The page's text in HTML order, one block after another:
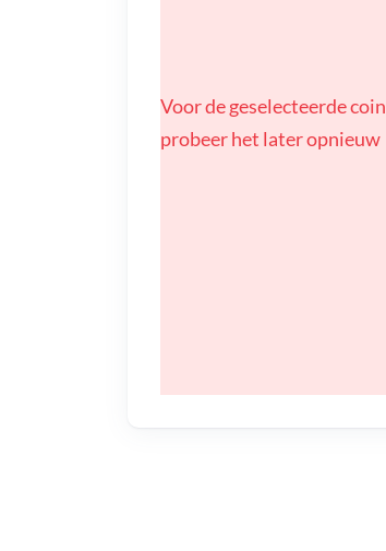
Voor de geselecteerde
probeer het later opnieuw